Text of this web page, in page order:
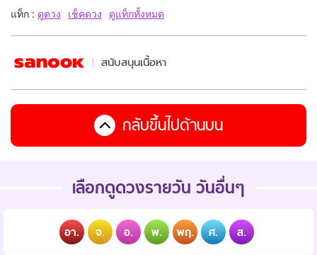
แท็ก : ดูดวง เช็คดวง ดูแท็กทั้งหมด
สนับสนุนเนื้อหา
กลับขึ้นไปด้านบน
เลือกดูดวงรายวัน วันอื่นๆ
อา. จ. อ. พ. พฤ. ศ. ส.